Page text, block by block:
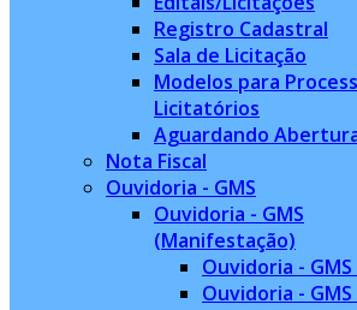
Registro Cadastral
Sala de Licitação
Modelos para
Licitatórios
Aguardando
Nota Fiscal
Ouvidoria - GMS
Ouvidoria - GMS
(Manifestação)
Ouvidoria -
Ouvidoria -